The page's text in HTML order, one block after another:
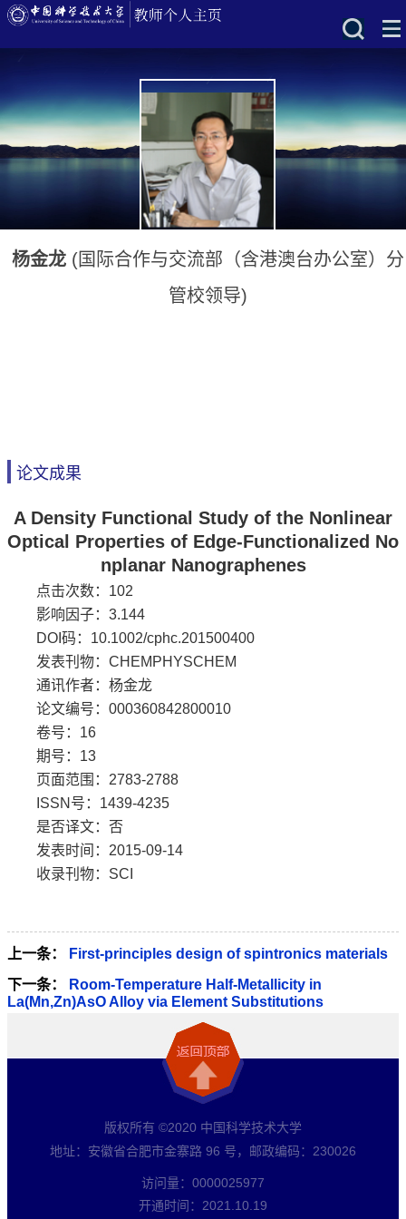
杨金龙(国际合作与交流部（含港澳台办公室）分
管校领导)
论文成果
A Density Functional Study of the Nonlinear
Optical Properties of Edge-Functionalized No
nplanar Nanographenes
点击次数： 102
影响因子：3.144
DOI码：10.1002/cphc.201500400
发表刊物：CHEMPHYSCHEM
通讯作者：杨金龙
论文编号：000360842800010
卷号：16
期号：13
页面范围：2783-2788
ISSN号：1439-4235
是否译文：否
发表时间：2015-09-14
收录刊物：SCI
上一条：
First-principles design of spintronics materials
下一条：
Room-Temperature Half-Metallicity in
La(Mn,Zn)AsO Alloy via Element Substitutions
版权所有 ©2020 中国科学技术大学
地址：安徽省合肥市金寨路 96 号，邮政编码：230026
访问量： 0000025977
开通时间： 2021.10.19